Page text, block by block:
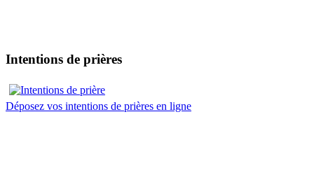
Intentions de prières
Déposez vos intentions de prières en ligne